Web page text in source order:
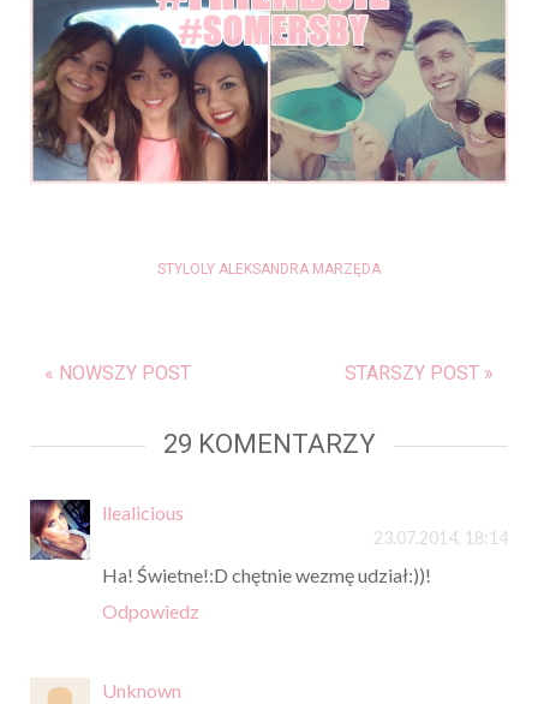
STYLOLY ALEKSANDRA MARZĘDA
« NOWSZY POST STARSZY POST »
29 KOMENTARZY
llealicious
23.07.2014, 18:14
Ha! Świetne!:D chętnie wezmę udział:))!
Odpowiedz
Unknown